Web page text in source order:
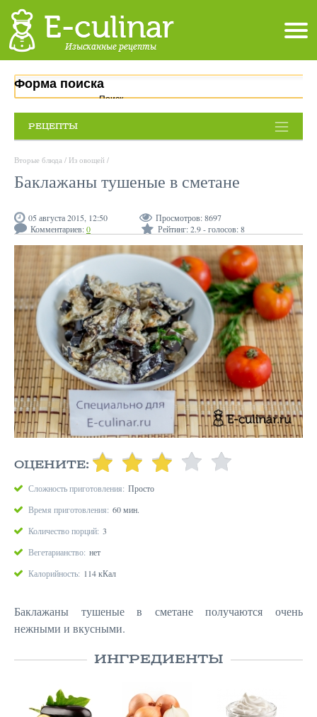
Форма поиска
Поиск
РЕЦЕПТЫ
Вторые блюда / Из овощей /
Баклажаны тушеные в сметане
05 августа 2015, 12:50 Просмотров:8697
Комментариев:0 Рейтинг:2.9- голосов:8
ОЦЕНИТЕ:
Сложность приготовления: Просто
Время приготовления: 60 мин.
Количество порций: 3
Вегетарианство: нет
Калорийность: 114 кКал
Баклажаны тушеные в сметане получаются очень
нежными и вкусными.
ИНГРЕДИЕНТЫ